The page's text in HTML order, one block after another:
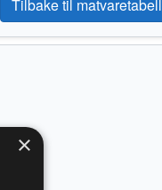
Tilbake til matvaretabell
×